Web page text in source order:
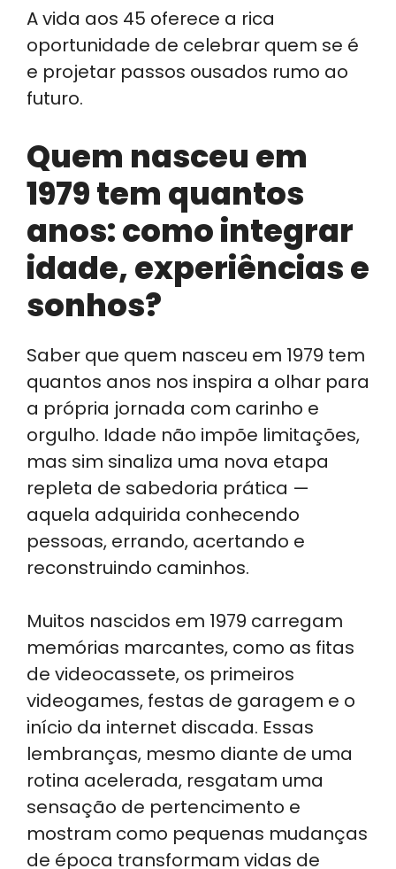
A vida aos 45 oferece a rica
oportunidade de celebrar quem se é
e projetar passos ousados rumo ao
futuro.
Quem nasceu em
1979 tem quantos
anos: como integrar
idade, experiências e
sonhos?
Saber que quem nasceu em 1979 tem
quantos anos nos inspira a olhar para
a própria jornada com carinho e
orgulho. Idade não impõe limitações,
mas sim sinaliza uma nova etapa
repleta de sabedoria prática —
aquela adquirida conhecendo
pessoas, errando, acertando e
reconstruindo caminhos.
Muitos nascidos em 1979 carregam
memórias marcantes, como as fitas
de videocassete, os primeiros
videogames, festas de garagem e o
início da internet discada. Essas
lembranças, mesmo diante de uma
rotina acelerada, resgatam uma
sensação de pertencimento e
mostram como pequenas mudanças
de época transformam vidas de